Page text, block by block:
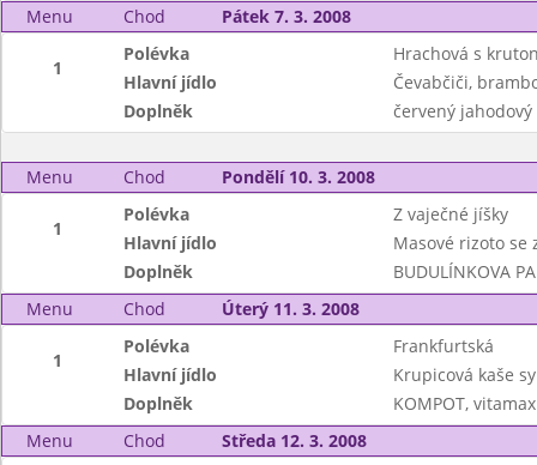
Menu
Chod Pátek 7. 3. 2008
1
Polévka
Hrachová s
Hlavní jídlo
Čevabčiči,
Doplněk
červený jahodový
Menu Chod Pondělí 10. 3. 2008
1
Polévka
Z vaječné jíšky
Hlavní jídlo
Masové rizoto se
Doplněk
BUDULÍNKOVA
Menu
Chod Úterý 11. 3. 2008
1
Polévka
Frankfurtská
Hlavní jídlo
Krupicová kaše
Doplněk
KOMPOT,
Menu
Chod Středa 12. 3. 2008